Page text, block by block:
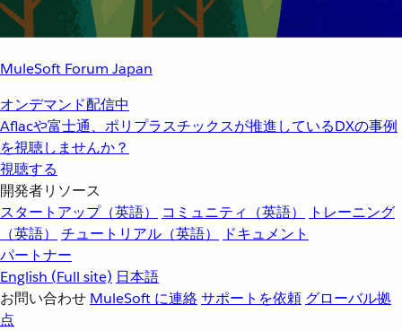
MuleSoft Forum Japan
オンデマンド配信中
Aflacや富士通、ポリプラスチックスが推進しているDXの事例
を視聴しませんか？
視聴する
開発者リソース
スタートアップ（英語）
コミュニティ（英語）
トレーニング
（英語）
チュートリアル（英語）
ドキュメント
パートナー
English (Full site) 日本語
お問い合わせ MuleSoft に連絡サポートを依頼 グローバル拠
点